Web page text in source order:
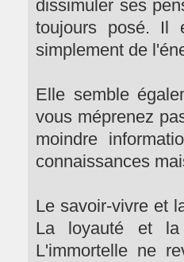
dissimuler ses
toujours posé. Il
simplement de
Elle semble
vous méprenez
moindre
connaissances
Le savoir-vivre et
La loyauté et la
L'immortelle ne